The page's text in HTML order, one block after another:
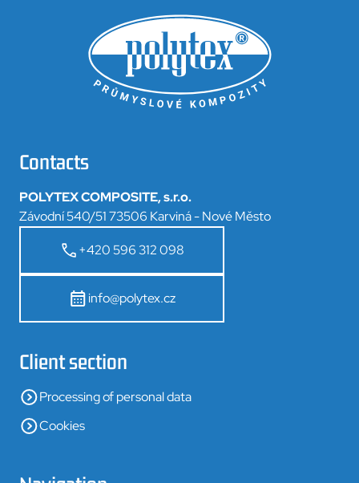
Contacts
POLYTEX COMPOSITE, s.r.o.
Závodní 540/51 73506 Karviná - Nové Město
+420 596 312 098
info@polytex.cz
Client section
Processing of personal data
Cookies